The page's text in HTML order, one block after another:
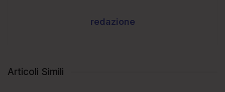
redazione
Articoli Simili